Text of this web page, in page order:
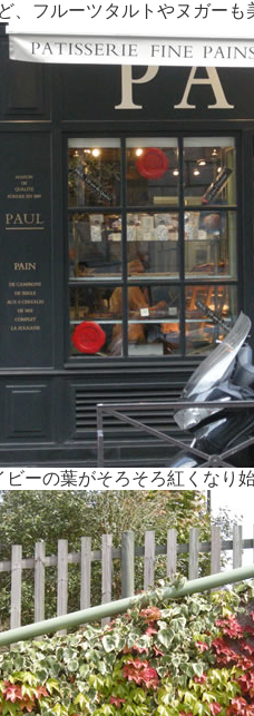
、フルーツタルトやヌガーも
ーの葉がそろそろ紅くなり